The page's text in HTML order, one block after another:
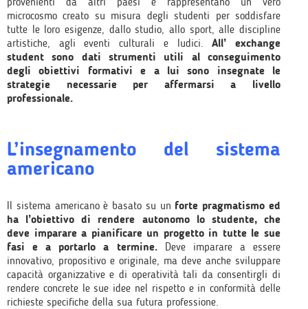
microcosmo creato su misura degli studenti per soddisfare
tutte le loro esigenze, dallo studio, allo sport, alle discipline
artistiche, agli eventi culturali e ludici.All’ exchange
student sono dati strumenti utili al conseguimento
degli obiettivi formativi e a lui sono insegnate le
strategie necessarie per affermarsi a livello
professionale.
L’insegnamento del sistema
americano
Il sistema americano è basato su un forte pragmatismo ed
ha l’obiettivo di rendere autonomo lo studente, che
deve imparare a pianificare un progetto in tutte le sue
fasi e a portarlo a termine.Deve imparare a essere
innovativo, propositivo e originale, ma deve anche sviluppare
capacità organizzative e di operatività tali da consentirgli di
rendere concrete le sue idee nel rispetto e in conformità delle
richieste specifiche della sua futura professione.